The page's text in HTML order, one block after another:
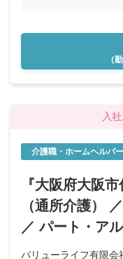
（
入
介護職・ホームヘルパー
『大阪府大阪
（通所介護）
／ パート・ア
バリューライフ有限会